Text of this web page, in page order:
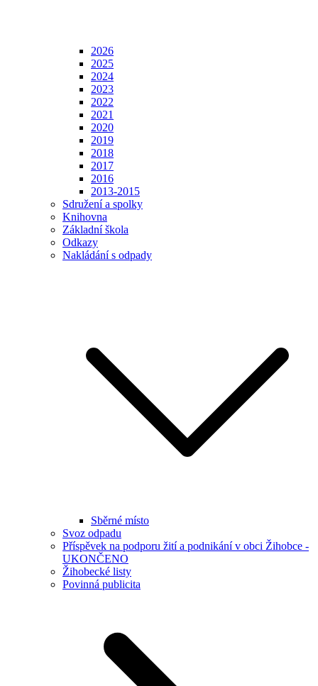
2026
2025
2024
2023
2022
2021
2020
2019
2018
2017
2016
2013-2015
Sdružení a spolky
Knihovna
Základní škola
Odkazy
Nakládání s odpady
Sběrné místo
Svoz odpadu
Příspěvek na podporu žití a podnikání v obci Žihobce -
UKONČENO
Žihobecké listy
Povinná publicita